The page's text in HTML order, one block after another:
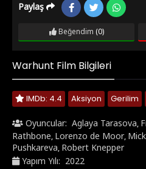
Paylaş
Beğendim (0)
Warhunt Film Bilgileri
IMDb: 4.4 Aksiyon Gerilim
Oyuncular: Aglaya Tarasova,
Rathbone, Lorenzo de Moor,
Pushkareva, Robert Knepper
Yapım Yılı: 2022